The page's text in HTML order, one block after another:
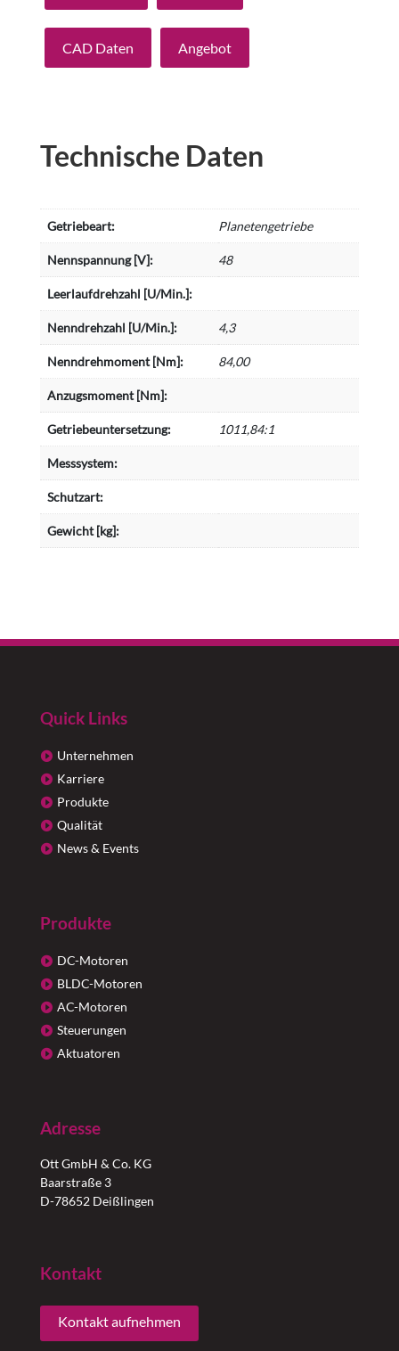
CAD Daten Angebot
Technische Daten
Getriebeart: Planetengetriebe
Nennspannung [V]: 48
Leerlaufdrehzahl [U/Min.]:
Nenndrehzahl [U/Min.]: 4,3
Nenndrehmoment [Nm]: 84,00
Anzugsmoment [Nm]:
Getriebeuntersetzung: 1011,84:1
Messsystem:
Schutzart:
Gewicht [kg]:
Quick Links
Unternehmen
Karriere
Produkte
Qualität
News & Events
Produkte
DC-Motoren
BLDC-Motoren
AC-Motoren
Steuerungen
Aktuatoren
Adresse
Ott GmbH & Co. KG
Baarstraße 3
D-78652 Deißlingen
Kontakt
Kontakt aufnehmen